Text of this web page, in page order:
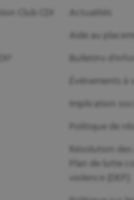
Club CDI
Actualités
Aide au
Bulletins
Événements
Implication
Politique de
Résolution
Plan de lutte
violence (DEP)